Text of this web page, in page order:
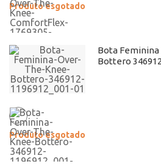
Produto esgotado
Bota
Bottero
Produto esgotado